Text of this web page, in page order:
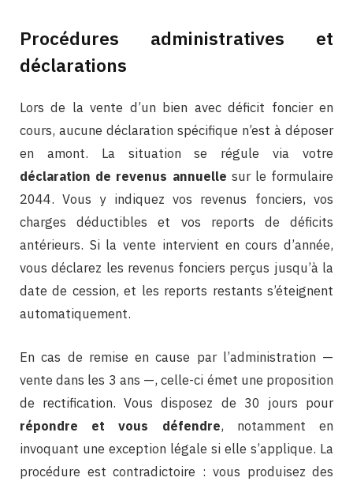
Procédures administratives et
déclarations
Lors de la vente d’un bien avec déficit foncier en
cours, aucune déclaration spécifique n’est à déposer
en amont. La situation se régule via votre
déclaration de revenus annuelle sur le formulaire
2044. Vous y indiquez vos revenus fonciers, vos
charges déductibles et vos reports de déficits
antérieurs. Si la vente intervient en cours d’année,
vous déclarez les revenus fonciers perçus jusqu’à la
date de cession, et les reports restants s’éteignent
automatiquement.
En cas de remise en cause par l’administration —
vente dans les 3 ans —, celle-ci émet une proposition
de rectification. Vous disposez de 30 jours pour
répondre et vous défendre, notamment en
invoquant une exception légale si elle s’applique. La
procédure est contradictoire : vous produisez des